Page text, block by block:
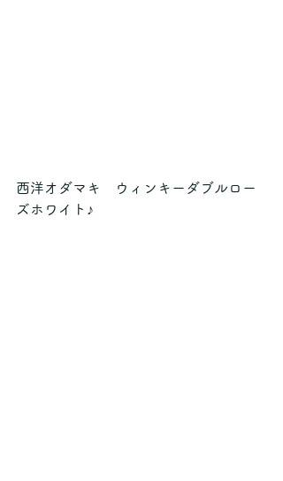
西洋オダマキ　ウィンキーダブルロー
ズホワイト♪